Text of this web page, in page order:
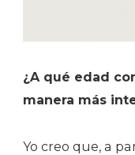
¿A qué edad
manera más
Yo creo que, a